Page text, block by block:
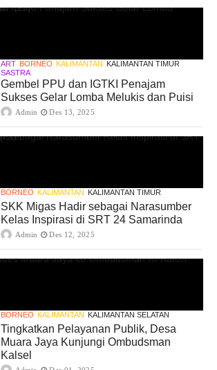
ART BORNEO KALIMANTAN KALIMANTAN TIMUR
SASTRA
Gembel PPU dan IGTKI Penajam
Sukses Gelar Lomba Melukis dan Puisi
Admin Des 13, 2025
BORNEO KALIMANTAN KALIMANTAN TIMUR
SKK Migas Hadir sebagai Narasumber
Kelas Inspirasi di SRT 24 Samarinda
Admin Des 12, 2025
BORNEO KALIMANTAN KALIMANTAN SELATAN
Tingkatkan Pelayanan Publik, Desa
Muara Jaya Kunjungi Ombudsman
Kalsel